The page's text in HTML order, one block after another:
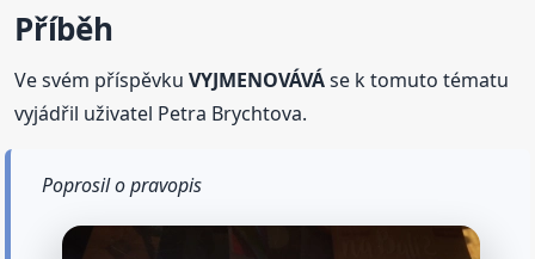
Příběh
Ve svém příspěvkuVYJMENOVÁVÁse k tomuto tématu
vyjádřil uživatel Petra Brychtova.
Poprosil o pravopis